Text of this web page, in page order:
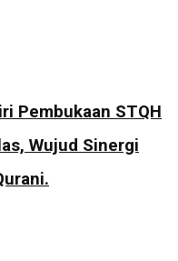
Pembukaan STQH
Wujud Sinergi